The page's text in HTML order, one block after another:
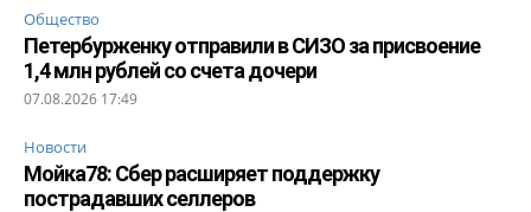
Общество
Петербурженку отправили в СИЗО за присвоение
1,4 млн рублей со счета дочери
07.08.2026 17:49
Новости
Мойка78: Сбер расширяет поддержку
пострадавших селлеров